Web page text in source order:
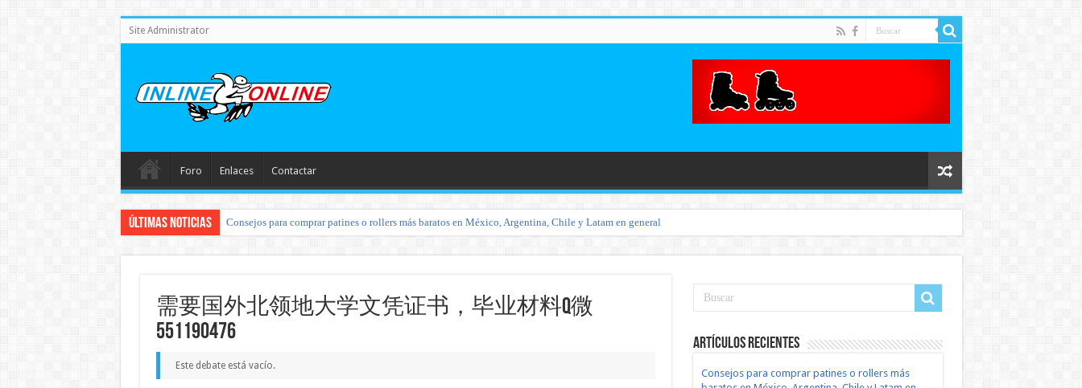
Site Administrator
Foro Enlaces Contactar
Últimas noticias Consejos para comprar patines o rollers más baratos en México, Argentina, Chile y Latam en general
需要国外北领地大学文凭证书，毕业材料Q微
551190476
Este debate está vacío.
Artículos recientes
Consejos para comprar patines o rollers más